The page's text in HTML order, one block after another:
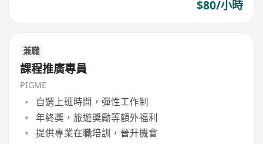
$80/小時
兼職
課程推廣專員
PIGME
自選上班時間，彈性工作制
年終獎，旅遊獎勵等額外福利
提供專業在職培訓，晉升機會